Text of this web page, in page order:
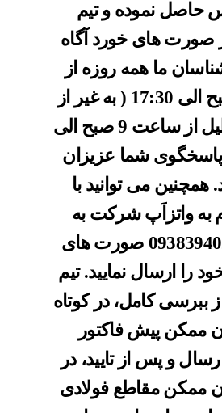
حاصل نموده و تیم
صورت های خورد آگاه
ما همه روزه از
ساعت 9 صبح الی 17:30 ( به غیر از
روز های تعطیل از ساعت 9 صبح الی
) در پاسخگوی شما عزیزان
همچنین می توانید با
به واتزاَپ شرکت به
صورت های
را ارسال نمایید. تیم
کامل، در کوتاه
ممکن پیش فاکتور
و پس از تایید، در
ممکن مقاطع فولادی